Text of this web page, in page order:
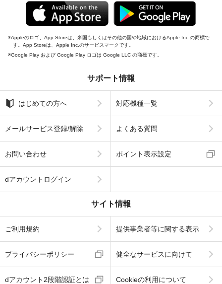
Appleのロゴ、App Storeは、米国もしくはその他の国や地域におけるApple Inc.の商標で
す。App Storeは、Apple Inc.のサービスマークです。
Google Play および Google Play ロゴは Google LLC の商標です。
サポート情報
はじめての方へ 対応機種一覧
メールサービス登録/解除 よくある質問
お問い合わせ ポイント表示設定
dアカウントログイン
サイト情報
ご利用規約 提供事業者等に関する表示
プライバシーポリシー 健全なサービスに向けて
dアカウント2段階認証とは Cookieの利用について